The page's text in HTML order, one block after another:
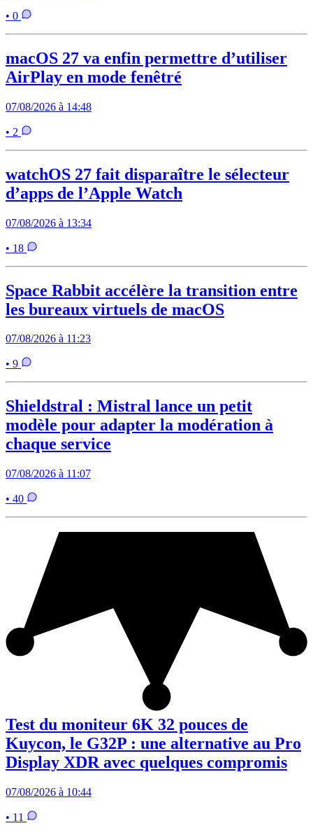
• 0
macOS 27 va enfin permettre d’utiliser
AirPlay en mode fenêtré
07/08/2026 à 14:48
• 2
watchOS 27 fait disparaître le sélecteur
d’apps de l’Apple Watch
07/08/2026 à 13:34
• 18
Space Rabbit accélère la transition entre
les bureaux virtuels de macOS
07/08/2026 à 11:23
• 9
Shieldstral : Mistral lance un petit
modèle pour adapter la modération à
chaque service
07/08/2026 à 11:07
• 40
Test du moniteur 6K 32 pouces de
Kuycon, le G32P : une alternative au Pro
Display XDR avec quelques compromis
07/08/2026 à 10:44
• 11